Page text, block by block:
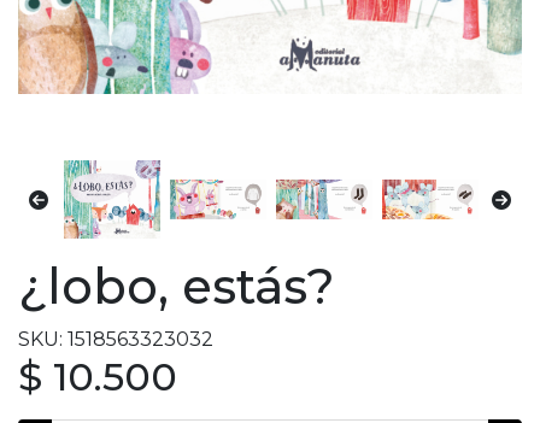
¿lobo, estás?
SKU: 1518563323032
$ 10.500